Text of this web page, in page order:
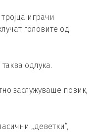
играчи
головите од
одлука.
заслужуваше повик,
„деветки“,